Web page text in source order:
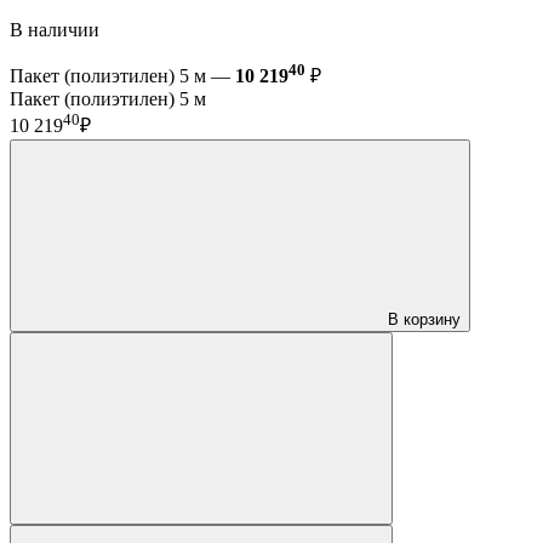
В наличии
Пакет (полиэтилен) 5 м — 10 21940 ₽
Пакет (полиэтилен) 5 м
10 21940₽
В корзину